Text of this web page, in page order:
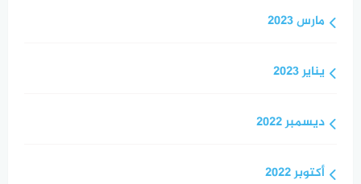
مارس 2023
يناير 2023
ديسمبر 2022
أكتوبر 2022